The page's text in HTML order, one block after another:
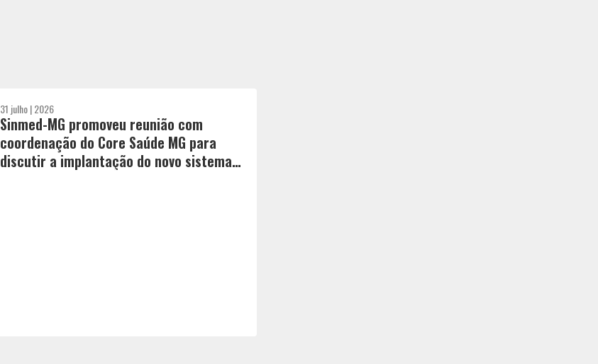
31 julho | 2026
Sinmed-MG promoveu reunião com
coordenação do Core Saúde MG para
discutir a implantação do novo sistema